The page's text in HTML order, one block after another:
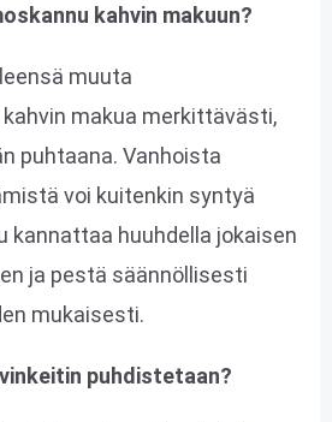
kahvin makuun?
muuta
makua merkittävästi,
puhtaana. Vanhoista
voi kuitenkin syntyä
kannattaa huuhdella jokaisen
ja pestä säännöllisesti
mukaisesti.
puhdistetaan?